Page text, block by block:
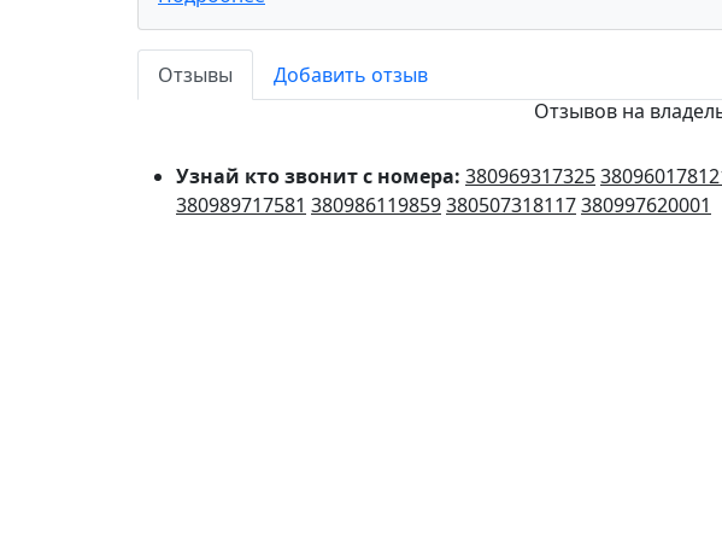
Отзывы
Добавить отзыв
Отзывов на
Узнай кто звонит с номера: 380969317325
380989717581 380986119859380507318117380997620001